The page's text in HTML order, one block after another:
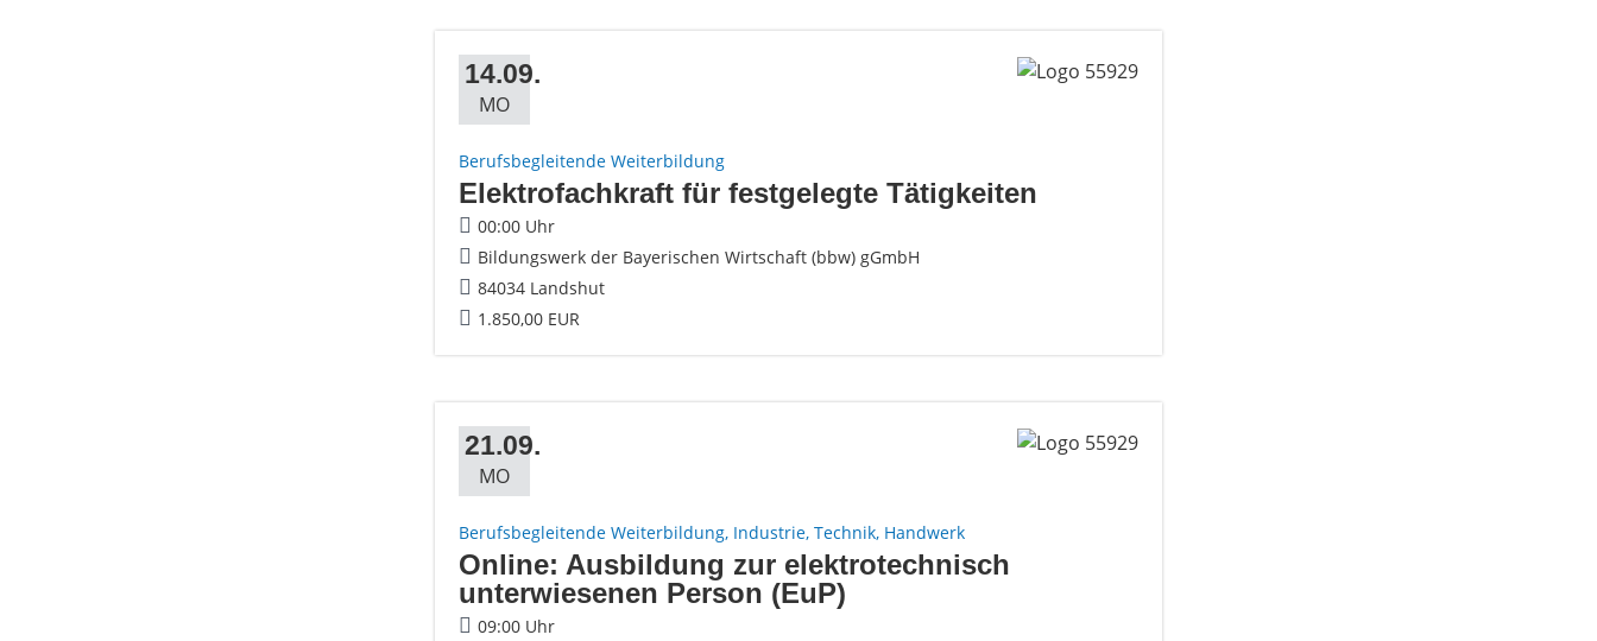
14.09.
MO
Berufsbegleitende Weiterbildung
Elektrofachkraft für festgelegte Tätigkeiten
00:00 Uhr
Bildungswerk der Bayerischen Wirtschaft (bbw) gGmbH
84034 Landshut
1.850,00 EUR
21.09.
MO
Berufsbegleitende Weiterbildung, Industrie, Technik, Handwerk
Online: Ausbildung zur elektrotechnisch
unterwiesenen Person (EuP)
09:00 Uhr